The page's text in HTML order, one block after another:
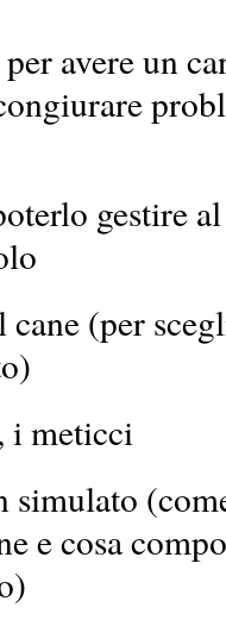
avere un
gestire
(per
i meticci
simulato
e cosa